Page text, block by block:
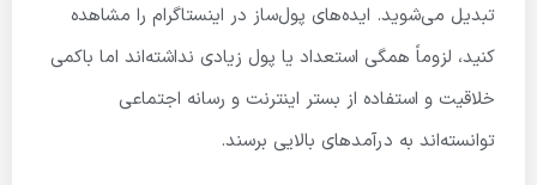
تبدیل می‌شوید. ایده‌های پول‌ساز در اینستاگرام را مشاهده
کنید، لزوماً همگی استعداد یا پول زیادی نداشته‌اند اما باکمی
خلاقیت و استفاده از بستر اینترنت و رسانه اجتماعی
توانسته‌اند به درآمدهای بالایی برسند.